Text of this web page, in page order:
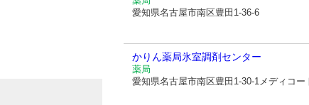
愛知県名古屋市南区豊田1-36-6
かりん薬局氷室調剤センター
薬局
愛知県名古屋市南区豊田1-30-1メディコー